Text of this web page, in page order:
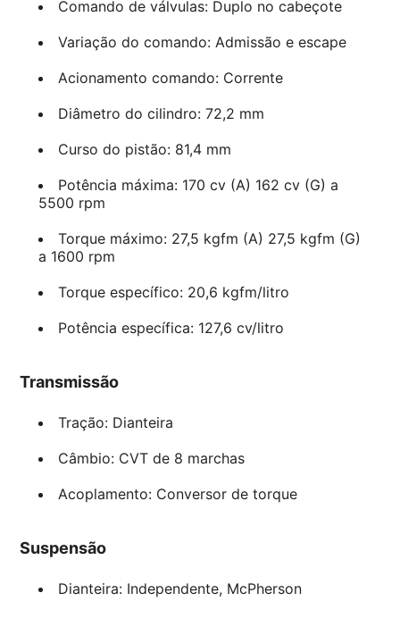
Comando de válvulas: Duplo no cabeçote
Variação do comando: Admissão e escape
Acionamento comando: Corrente
Diâmetro do cilindro: 72,2 mm
Curso do pistão: 81,4 mm
Potência máxima: 170 cv (A) 162 cv (G) a
5500 rpm
Torque máximo: 27,5 kgfm (A) 27,5 kgfm (G)
a 1600 rpm
Torque específico: 20,6 kgfm/litro
Potência específica: 127,6 cv/litro
Transmissão
Tração: Dianteira
Câmbio: CVT de 8 marchas
Acoplamento: Conversor de torque
Suspensão
Dianteira: Independente, McPherson